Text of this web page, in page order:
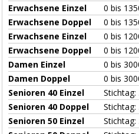
Erwachsene Einzel
0 bis
Erwachsene Doppel
0 bis
Erwachsene Einzel
0 bis
Erwachsene Doppel
0 bis
Damen Einzel
0 bis
Damen Doppel
0 bis
Senioren 40 Einzel
Stichtag:
Senioren 40 Doppel
Stichtag:
Senioren 50 Einzel
Stichtag: